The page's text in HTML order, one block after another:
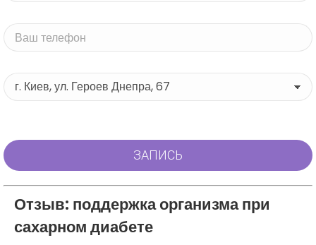
Отзыв: поддержка организма при
сахарном диабете